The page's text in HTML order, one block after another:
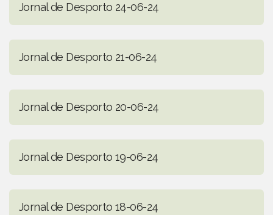
Jornal de Desporto 24-06-24
Jornal de Desporto 21-06-24
Jornal de Desporto 20-06-24
Jornal de Desporto 19-06-24
Jornal de Desporto 18-06-24